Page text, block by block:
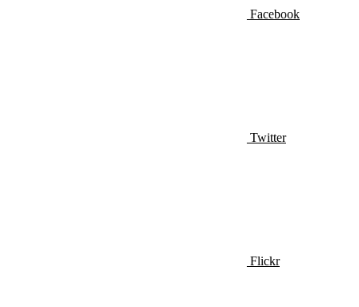
Facebook
Twitter
Flickr